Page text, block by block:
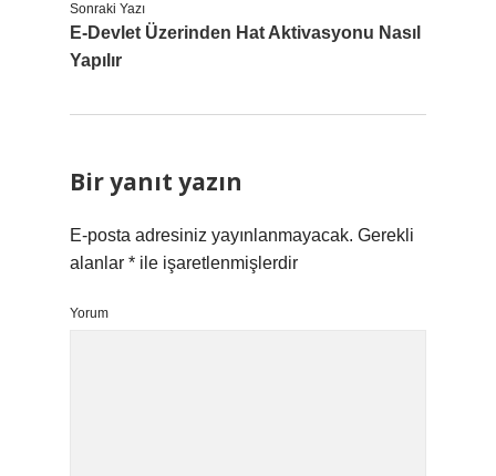
Sonraki Yazı
E-Devlet Üzerinden Hat Aktivasyonu Nasıl
Yapılır
Bir yanıt yazın
E-posta adresiniz yayınlanmayacak. Gerekli
alanlar * ile işaretlenmişlerdir
Yorum